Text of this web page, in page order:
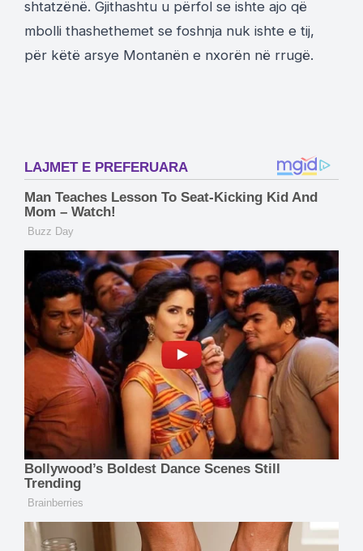
shtatzënë. Gjithashtu u përfol se ishte ajo që
mbolli thashethemet se foshnja nuk ishte e tij,
për këtë arsye Montanën e nxorën në rrugë.